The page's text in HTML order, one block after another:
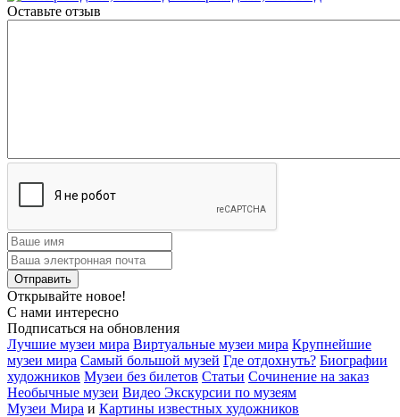
Оставьте отзыв
Открывайте новое!
С нами интересно
Подписаться на обновления
Лучшие музеи мира Виртуальные музеи мира Крупнейшие
музеи мира Самый большой музей Где отдохнуть? Биографии
художников Музеи без билетов Статьи Сочинение на заказ
Необычные музеи Видео Экскурсии по музеям
Музеи Мира и Картины известных художников